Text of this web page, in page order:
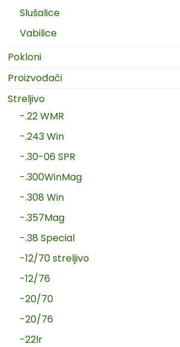
Slušalice
Vabilice
Pokloni
Proizvođači
Streljivo
-.22 WMR
-.243 Win
-.30-06 SPR
-.300WinMag
-.308 Win
-.357Mag
-.38 Special
-12/70 streljivo
-12/76
-20/70
-20/76
-22lr